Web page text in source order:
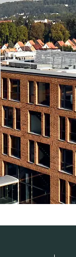
Seigle hybride
Agronomie
Marchés
Trouver un
Qui sommes-